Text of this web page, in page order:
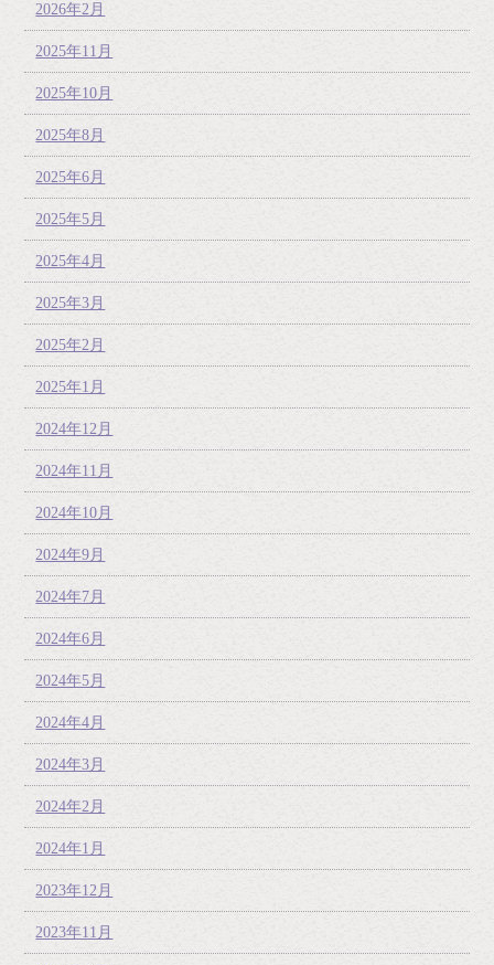
2026年2月
2025年11月
2025年10月
2025年8月
2025年6月
2025年5月
2025年4月
2025年3月
2025年2月
2025年1月
2024年12月
2024年11月
2024年10月
2024年9月
2024年7月
2024年6月
2024年5月
2024年4月
2024年3月
2024年2月
2024年1月
2023年12月
2023年11月